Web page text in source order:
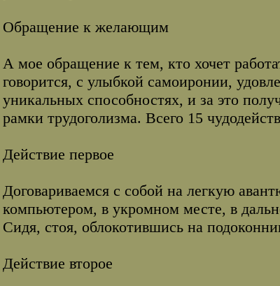
Обращение к желающим
А мое обращение к тем, кто хочет
говорится, с улыбкой самоиронии,
уникальных способностях, и за это
рамки трудоголизма. Всего 15
Действие первое
Договариваемся с собой на легкую
компьютером, в укромном месте, в
Сидя, стоя, облокотившись на
Действие второе